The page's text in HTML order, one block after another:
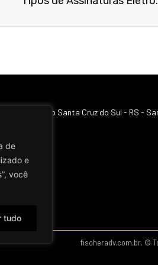
de
e
você
tudo
Universitário Santa Cruz do Sul - RS -
fischeradv.com.br. ©